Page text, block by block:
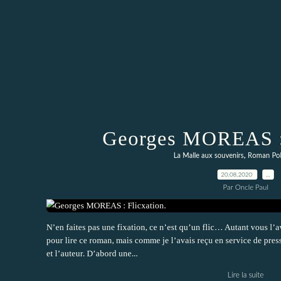
Georges
La Malle aux souvenirs, Roman
20.08.2020
Par Oncle Paul
N’en faites pas une fixation, ce n’est qu’un flic… Autant vous
pour lire ce roman, mais comme je l’avais reçu en service de
et l’auteur. D’abord une...
Lire la suite